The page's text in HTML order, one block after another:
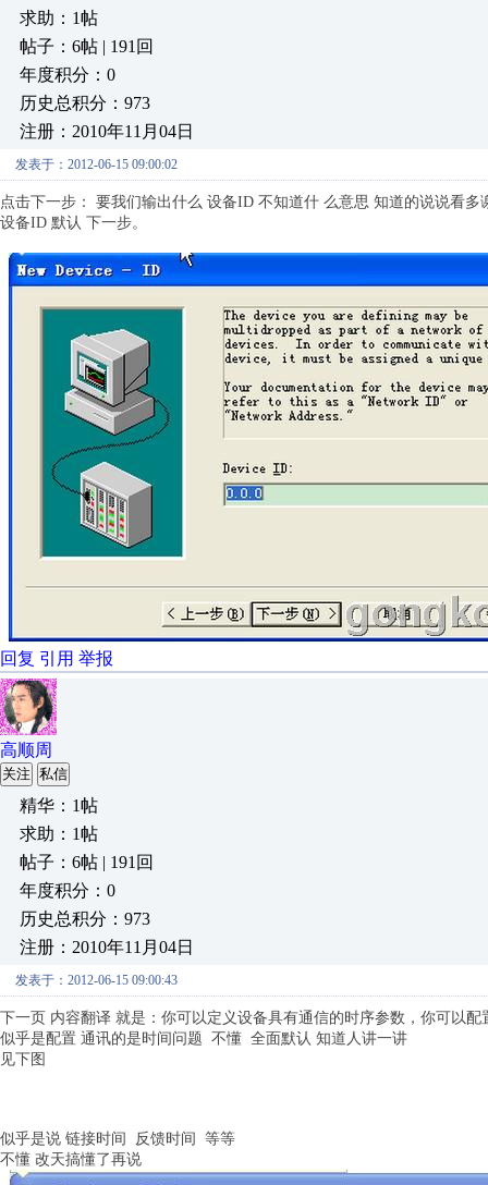
求助：1帖
帖子：6帖 | 191回
年度积分：0
历史总积分：973
注册：2010年11月04日
发表于：2012-06-15 09:00:02
点击下一步： 要我们输出什么 设备ID 不知道什 么意思 知道的说说看多
设备ID 默认 下一步。
回复 引用 举报
高顺周
关注 私信
精华：1帖
求助：1帖
帖子：6帖 | 191回
年度积分：0
历史总积分：973
注册：2010年11月04日
发表于：2012-06-15 09:00:43
下一页 内容翻译 就是：你可以定义设备具有通信的时序参数，你可以配
似乎是配置 通讯的是时间问题 不懂 全面默认 知道人讲一讲
见下图
似乎是说 链接时间 反馈时间 等等
不懂 改天搞懂了再说